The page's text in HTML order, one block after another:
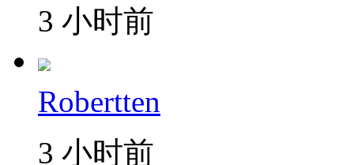
3 小时前
Robertten
3 小时前